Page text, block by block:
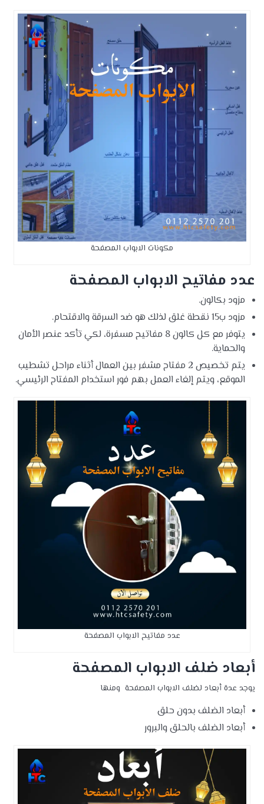
مكونات الابواب المصفحة
عدد مفاتيح الابواب المصفحة
مزود بكالون.
مزود ب15 نقطة غلق لذلك هو ضد السرقة والاقتحام.
يتوفر مع كل كالون 8 مفاتيح مسفرة، لكي تأكد عنصر الأمان
والحماية.
يتم تخصيص 2 مفتاح مشفر بين العمال أثناء مراحل تشطيب
الموقع، ويتم إلغاء العمل بهم فور استخدام المفتاح الرئيسي.
عدد مفاتيح الابواب المصفحة
أبعاد ضلف الابواب المصفحة
يوجد عدة أبعاد لضلف الابواب المصفحة ومنها
أبعاد الضلف بدون حلق
أبعاد الضلف بالحلق والبرور